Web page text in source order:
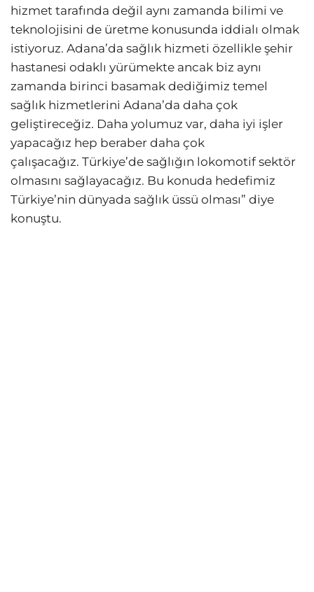
hizmet tarafında değil aynı zamanda bilimi ve
teknolojisini de üretme konusunda iddialı olmak
istiyoruz. Adana’da sağlık hizmeti özellikle şehir
hastanesi odaklı yürümekte ancak biz aynı
zamanda birinci basamak dediğimiz temel
sağlık hizmetlerini Adana’da daha çok
geliştireceğiz. Daha yolumuz var, daha iyi işler
yapacağız hep beraber daha çok
çalışacağız. Türkiye’de sağlığın lokomotif sektör
olmasını sağlayacağız. Bu konuda hedefimiz
Türkiye’nin dünyada sağlık üssü olması” diye
konuştu.